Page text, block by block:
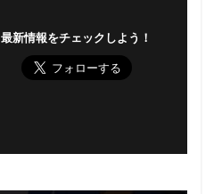
最新情報をチェックしよう！